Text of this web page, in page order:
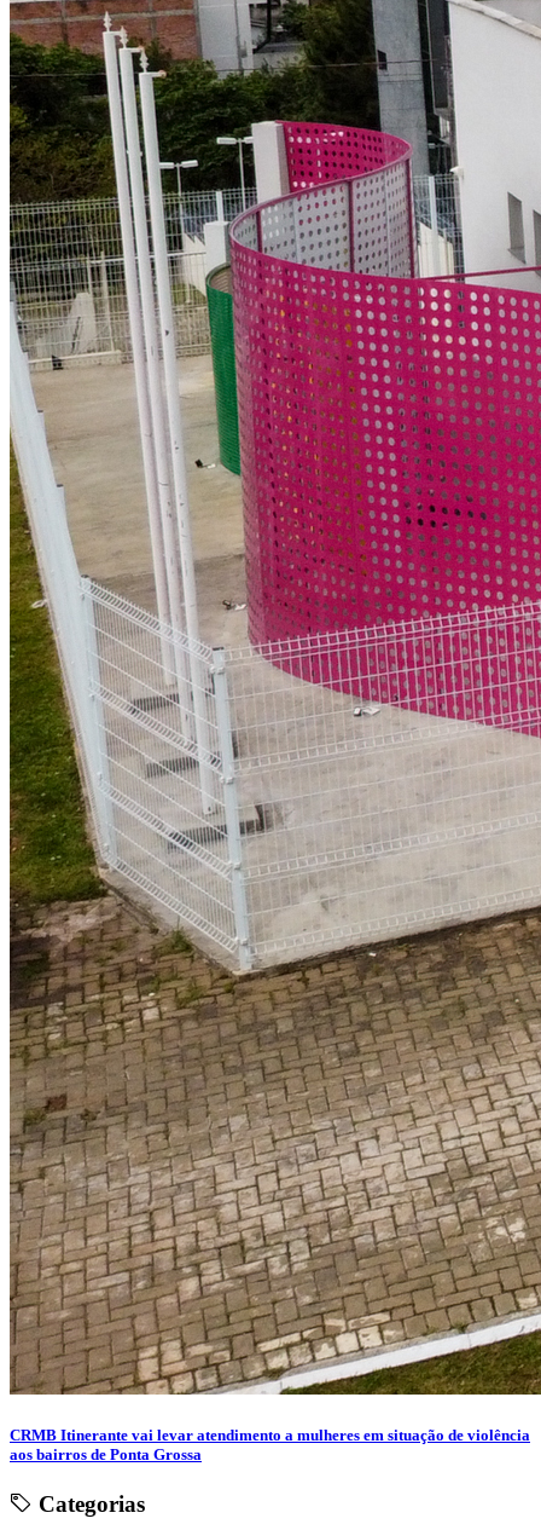
CRMB Itinerante vai levar atendimento a mulheres em situação de violência
aos bairros de Ponta Grossa
Categorias